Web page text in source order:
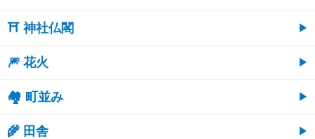
⛩ 神社仏閣
🎆 花火
🏘 町並み
🌾 田舎